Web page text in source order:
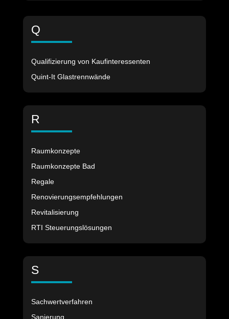
Q
Qualifizierung von Kaufinteressenten
Quint-It Glastrennwände
R
Raumkonzepte
Raumkonzepte Bad
Regale
Renovierungsempfehlungen
Revitalisierung
RTI Steuerungslösungen
S
Sachwertverfahren
Sanierung